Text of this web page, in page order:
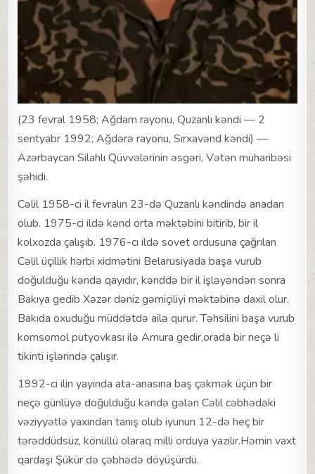
(23 fevral 1958; Ağdam rayonu, Quzanlı kəndi — 2
sentyabr 1992; Ağdərə rayonu, Sırxavənd kəndi) —
Azərbaycan Silahlı Qüvvələrinin əsgəri, Vətən müharibəsi
şəhidi.
Cəlil 1958-ci il fevralın 23-də Quzanlı kəndində anadan
olub. 1975-ci ildə kənd orta məktəbini bitirib, bir il
kolxozda çalışıb. 1976-cı ildə sovet ordusuna çağrılan
Cəlil üçillik hərbi xidmətini Belarusiyada başa vurub
doğulduğu kəndə qayıdır, kənddə bir il işləyəndən sonra
Bakıya gedib Xəzər dəniz gəmiçiliyi məktəbinə daxil olur.
Bakıda oxuduğu müddətdə ailə qurur. Təhsilini başa vurub
komsomol putyovkası ilə Amura gedir,orada bir neçə li
tikinti işlərində çalışır.
1992-ci ilin yayinda ata-anasına baş çəkmək üçün bir
neçə günlüyə doğulduğu kəndə gələn Cəlil cəbhədəki
vəziyyətlə yaxından tanış olub iyunun 12-də heç bir
tərəddüdsüz, könüllü olaraq milli orduya yazılır.Həmin vaxt
qardaşı Şükür də çəbhədə döyüşürdü.